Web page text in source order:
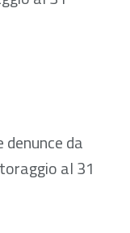
240.29 kB
da
al 31